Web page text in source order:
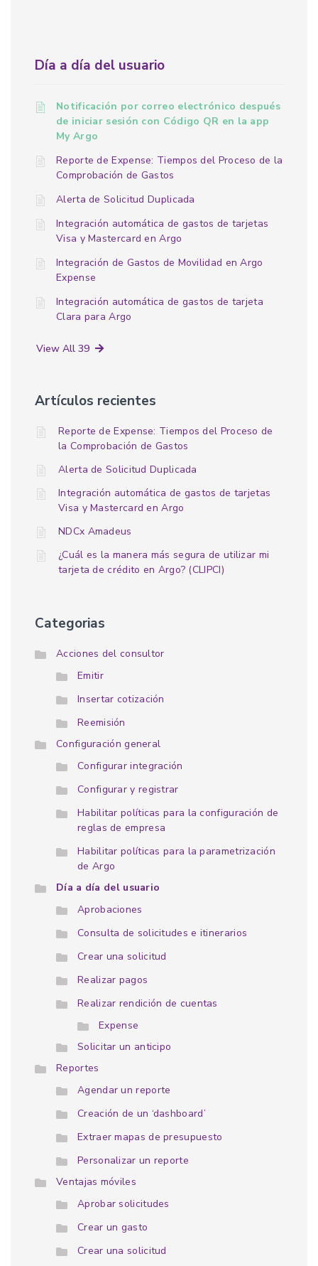
Día a día del usuario
Notificación por correo electrónico después
de iniciar sesión con Código QR en la app
My Argo
Reporte de Expense: Tiempos del Proceso de la
Comprobación de Gastos
Alerta de Solicitud Duplicada
Integración automática de gastos de tarjetas
Visa y Mastercard en Argo
Integración de Gastos de Movilidad en Argo
Expense
Integración automática de gastos de tarjeta
Clara para Argo
View All 39
Artículos recientes
Reporte de Expense: Tiempos del Proceso de
la Comprobación de Gastos
Alerta de Solicitud Duplicada
Integración automática de gastos de tarjetas
Visa y Mastercard en Argo
NDCx Amadeus
¿Cuál es la manera más segura de utilizar mi
tarjeta de crédito en Argo? (CLIPCI)
Categorias
Acciones del consultor
Emitir
Insertar cotización
Reemisión
Configuración general
Configurar integración
Configurar y registrar
Habilitar políticas para la configuración de
reglas de empresa
Habilitar políticas para la parametrización
de Argo
Día a día del usuario
Aprobaciones
Consulta de solicitudes e itinerarios
Crear una solicitud
Realizar pagos
Realizar rendición de cuentas
Expense
Solicitar un anticipo
Reportes
Agendar un reporte
Creación de un ‘dashboard’
Extraer mapas de presupuesto
Personalizar un reporte
Ventajas móviles
Aprobar solicitudes
Crear un gasto
Crear una solicitud